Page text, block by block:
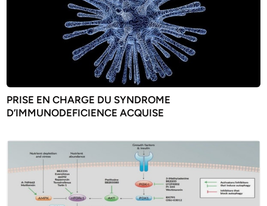
PRISE EN CHARGE DU SYNDROME
D’IMMUNODEFICIENCE ACQUISE